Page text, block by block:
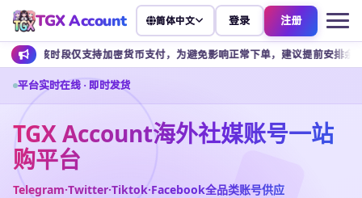
TGX Account 简体中文 登录 注册
持加密货币支付，为避免影响正常下单，建议提前安排余额充值。
平台实时在线 · 即时发货
TGX Account海外社媒账号一站
购平台
Telegram·Twitter·Tiktok·Facebook全品类账号供应